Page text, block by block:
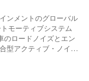
ンメントのグローバル
モーティブシステム
のロードノイズとエン
型アクティブ・ノイ
エルグランドのXグ
量産車として初採用